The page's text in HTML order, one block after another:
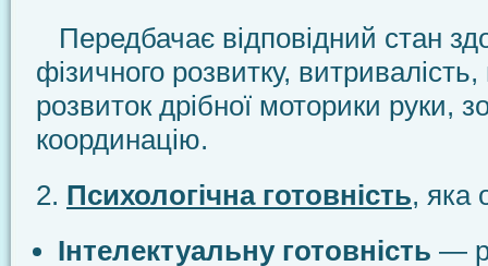
Передбачає відповідний стан
фізичного розвитку, витривалість,
розвиток дрібної моторики руки,
координацію.
2. Психологічна готовність, яка
Інтелектуальну готовність —